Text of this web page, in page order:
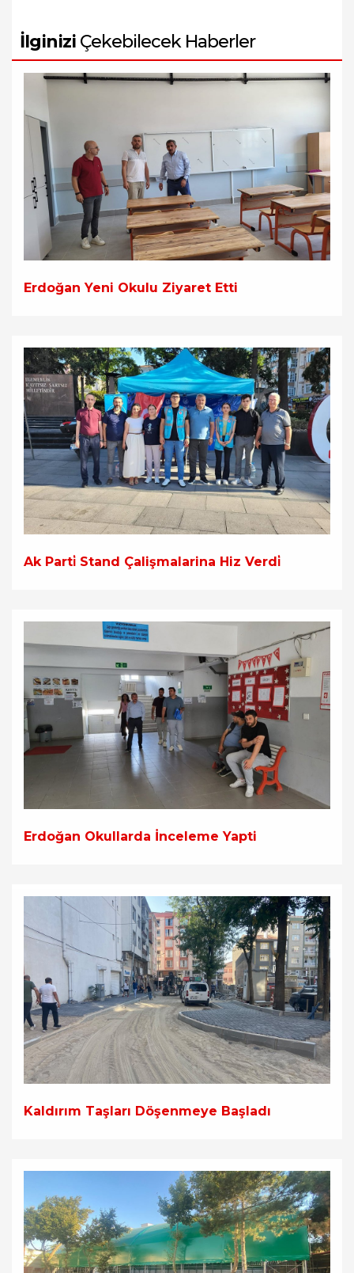
İlginizi Çekebilecek Haberler
Erdoğan Yeni Okulu Ziyaret Etti
Ak Parti̇ Stand Çalişmalarina Hiz Verdi̇
Erdoğan Okullarda İnceleme Yapti
Kaldırım Taşları Döşenmeye Başladı